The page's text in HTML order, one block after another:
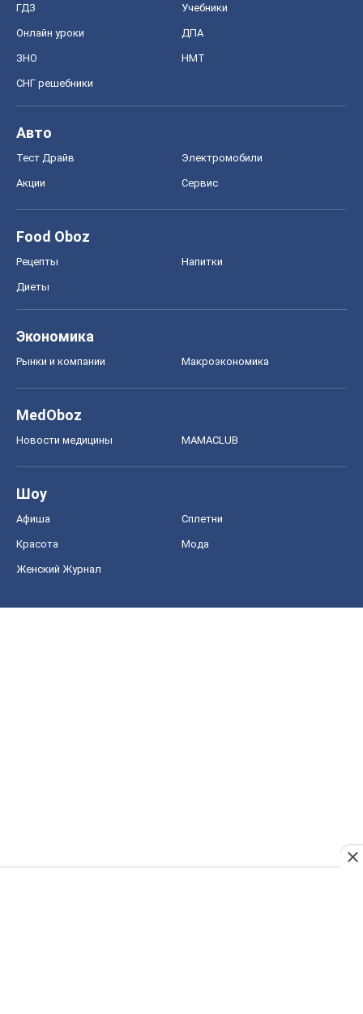
ГДЗ Учебники
Онлайн уроки ДПА
ЗНО НМТ
СНГ решебники
Авто
Тест Драйв Электромобили
Акции Сервис
Food Oboz
Рецепты Напитки
Диеты
Экономика
Рынки и компании Mакроэкономика
MedOboz
Новости медицины MAMACLUB
Шоу
Афиша Сплетни
Красота Мода
Женский Журнал